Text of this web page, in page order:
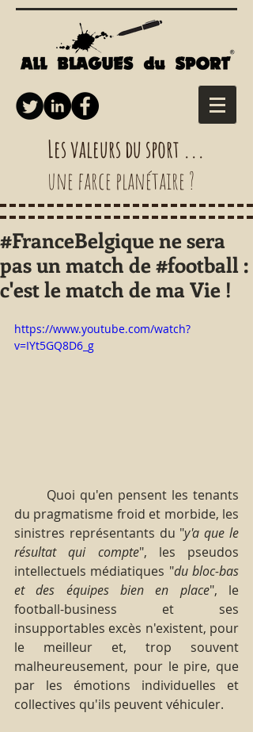
Les valeurs du sport ...
une farce planétaire ?
#FranceBelgique ne sera
pas un match de #football :
c'est le match de ma Vie !
https://www.youtube.com/watch?
v=IYt5GQ8D6_g
du pragmatisme froid et morbide, les
sinistres représentants du "y'a que le
résultat qui compte", les pseudos
intellectuels médiatiques "du bloc-bas
et des équipes bien en place", le
football-business et ses
insupportables excès n'existent, pour
le meilleur et, trop souvent
malheureusement, pour le pire, que
par les émotions individuelles et
collectives qu'ils peuvent véhiculer.